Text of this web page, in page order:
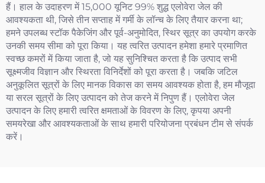
हैं। हाल के उदाहरण में 15,000 यूनिट 99% शुद्ध एलोवेरा जेल की
आवश्यकता थी, जिसे तीन सप्ताह में गर्मी के लॉन्च के लिए तैयार करना था;
हमने उपलब्ध स्टॉक पैकेजिंग और पूर्व-अनुमोदित, स्थिर सूत्र का उपयोग करके
उनकी समय सीमा को पूरा किया। यह त्वरित उत्पादन हमेशा हमारे प्रमाणित
स्वच्छ कमरों में किया जाता है, जो यह सुनिश्चित करता है कि उत्पाद सभी
सूक्ष्मजीव विज्ञान और स्थिरता विनिर्देशों को पूरा करता है। जबकि जटिल
अनुकूलित सूत्रों के लिए मानक विकास का समय आवश्यक होता है, हम मौजूदा
या सरल सूत्रों के लिए उत्पादन को तेज करने में निपुण हैं। एलोवेरा जेल
उत्पादन के लिए हमारी त्वरित क्षमताओं के विवरण के लिए, कृपया अपनी
समयरेखा और आवश्यकताओं के साथ हमारी परियोजना प्रबंधन टीम से संपर्क
करें।